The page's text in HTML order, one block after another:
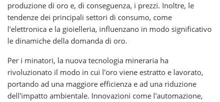
produzione di oro e, di conseguenza, i prezzi. Inoltre, le
tendenze dei principali settori di consumo, come
l'elettronica e la gioielleria, influenzano in modo significativo
le dinamiche della domanda di oro.
Per i minatori, la nuova tecnologia mineraria ha
rivoluzionato il modo in cui l'oro viene estratto e lavorato,
portando ad una maggiore efficienza e ad una riduzione
dell'impatto ambientale. Innovazioni come l'automazione,